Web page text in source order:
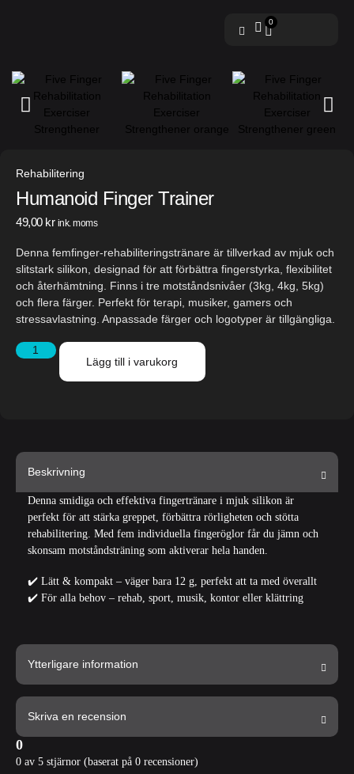
0
Beskrivning
Denna smidiga och effektiva fingertränare i mjuk silikon är
perfekt för att stärka greppet, förbättra rörligheten och stötta
rehabilitering. Med fem individuella fingeröglor får du jämn och
skonsam motståndsträning som aktiverar hela handen.
✔️ Lätt & kompakt – väger bara 12 g, perfekt att ta med överallt
✔️ För alla behov – rehab, sport, musik, kontor eller klättring
Ytterligare information
Skriva en recension
0
0 av 5 stjärnor (baserat på 0 recensioner)
Rehabilitering
Humanoid Finger Trainer
49,00 kr ink. moms
Denna femfinger-rehabiliteringstränare är tillverkad av mjuk och
slitstark silikon, designad för att förbättra fingerstyrka, flexibilitet
och återhämtning. Finns i tre motståndsnivåer (3kg, 4kg, 5kg)
och flera färger. Perfekt för terapi, musiker, gamers och
stressavlastning. Anpassade färger och logotyper är tillgängliga.
Lägg till i varukorg